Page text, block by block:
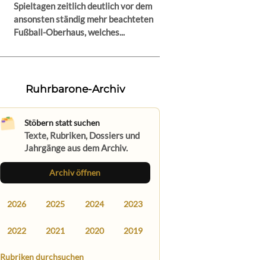
Spieltagen zeitlich deutlich vor dem
ansonsten ständig mehr beachteten
Fußball-Oberhaus, welches...
Ruhrbarone-Archiv
Stöbern statt suchen
Texte, Rubriken, Dossiers und
Jahrgänge aus dem Archiv.
Archiv öffnen
2026 2025 2024 2023
2022 2021 2020 2019
Rubriken durchsuchen